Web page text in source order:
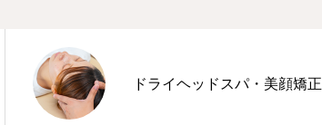
ドライヘッドスパ・美顔矯正